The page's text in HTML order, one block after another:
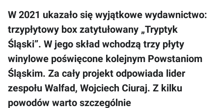
W 2021 ukazało się wyjątkowe wydawnictwo:
trzypłytowy box zatytułowany „Tryptyk
Śląski”. W jego skład wchodzą trzy płyty
winylowe poświęcone kolejnym Powstaniom
Śląskim. Za cały projekt odpowiada lider
zespołu Walfad, Wojciech Ciuraj. Z kilku
powodów warto szczególnie